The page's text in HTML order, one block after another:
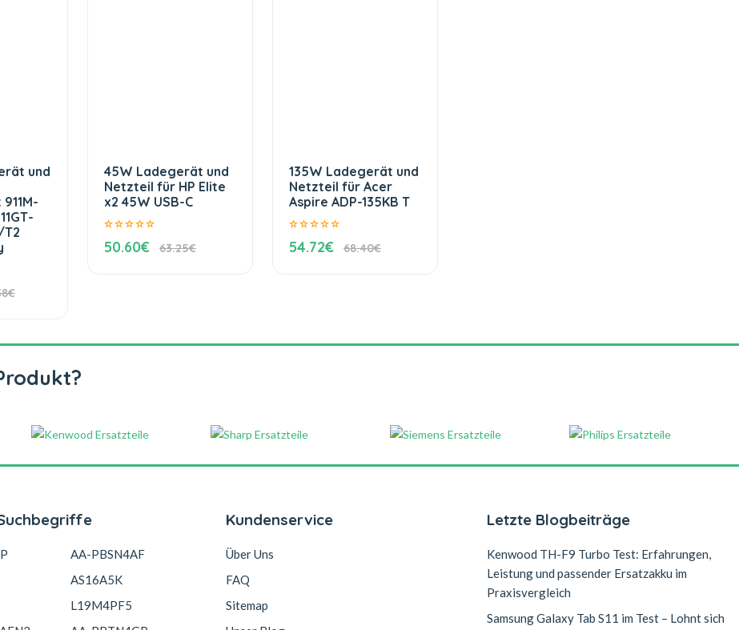
und
T2
45W Ladegerät und
Netzteil für HP Elite
x2 45W USB-C
50.60€ 63.25€
135W Ladegerät und
Netzteil für Acer
Aspire ADP-135KB T
54.72€ 68.40€
AA-PBSN4AF
AS16A5K
L19M4PF5
Kundenservice
Über Uns
FAQ
Sitemap
Letzte Blogbeiträge
Kenwood TH-F9 Turbo Test: Erfahrungen,
Leistung und passender Ersatzakku im
Praxisvergleich
Samsung Galaxy Tab S11 im Test – Lohnt sich